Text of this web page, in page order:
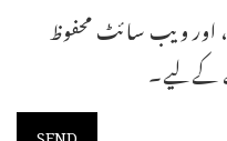
اور ویب سائٹ محفوظ
کےلیے۔